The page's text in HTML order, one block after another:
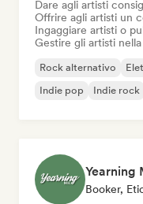
Dare agli artisti
Offrire agli artisti un
Ingaggiare artisti o
Gestire gli artisti
Rock alternativo
Indie pop
Indie rock
Yearning
Booker,